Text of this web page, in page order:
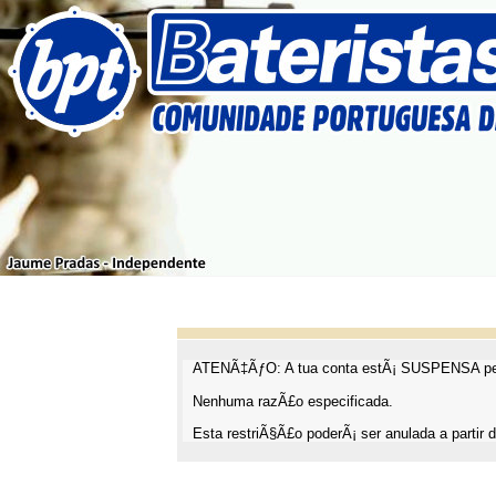
ATENÃ‡ÃƒO: A tua conta estÃ¡ SUSPENSA
Nenhuma razÃ£o especificada.
Esta restriÃ§Ã£o poderÃ¡ ser anulada a partir